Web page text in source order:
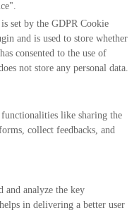
set by the GDPR Cookie
and is used to store whether
consented to the use of
not store any personal data.
like sharing the
collect feedbacks, and
and analyze the key
in delivering a better user